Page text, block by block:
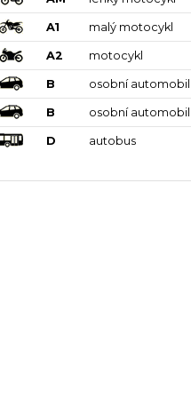
A1 malý motocykl
A2 motocykl
B osobní automobil
B osobní automobil
D autobus